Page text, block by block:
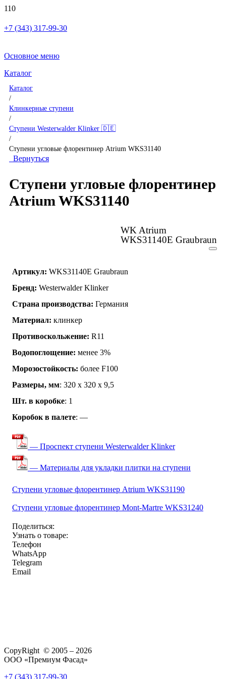
+7 (343) 317-99-30
Основное меню
Каталог
Каталог
/
Клинкерные ступени
/
Ступени Westerwalder Klinker 🇩🇪
/
Ступени угловые флорентинер Atrium WKS31140
Вернуться
Ступени угловые флорентинер
Atrium WKS31140
WK Atrium
WKS31140E Graubraun
Артикул: WKS31140E Graubraun
Бренд: Westerwalder Klinker
Страна производства: Германия
Материал: клинкер
Противоскольжение: R11
Водопоглощение: менее 3%
Морозостойкость: более F100
Размеры, мм: 320 x 320 x 9,5
Шт. в коробке: 1
Коробок в палете: —
— Проспект ступени Westerwalder Klinker
— Материалы для укладки плитки на ступени
Ступени угловые флорентинер Atrium WKS31190
Ступени угловые флорентинер Mont-Martre WKS31240
Поделиться:
Узнать о товаре:
Телефон
WhatsApp
Telegram
Email
CopyRight © 2005 – 2026
ООО «Премиум Фасад»
+7 (343) 317-99-30